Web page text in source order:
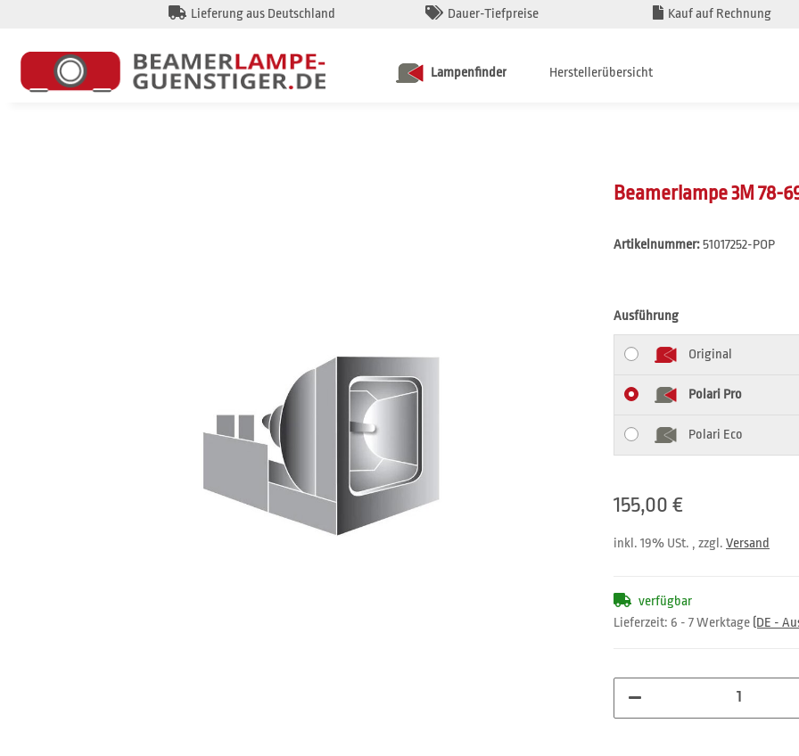
Lieferung aus Deutschland Dauer-Tiefpreise Kauf auf Rechnung
Lampenfinder Herstellerübersicht
Beamerlampe 3M 78-
Artikelnummer:51017252-POP
Ausführung
Original
Polari Pro
Polari Eco
155,00 €
inkl. 19% USt. , zzgl. Versand
verfügbar
Lieferzeit: 6 - 7 Werktage (DE -